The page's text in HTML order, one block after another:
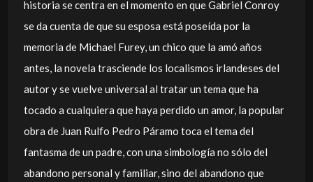
historia se centra en el momento en que Gabriel Conroy
se da cuenta de que su esposa está poseída por la
memoria de Michael Furey, un chico que la amó años
antes, la novela trasciende los localismos irlandeses del
autor y se vuelve universal al tratar un tema que ha
tocado a cualquiera que haya perdido un amor, la popular
obra de Juan Rulfo Pedro Páramo toca el tema del
fantasma de un padre, con una simbología no sólo del
abandono personal y familiar, sino del abandono que